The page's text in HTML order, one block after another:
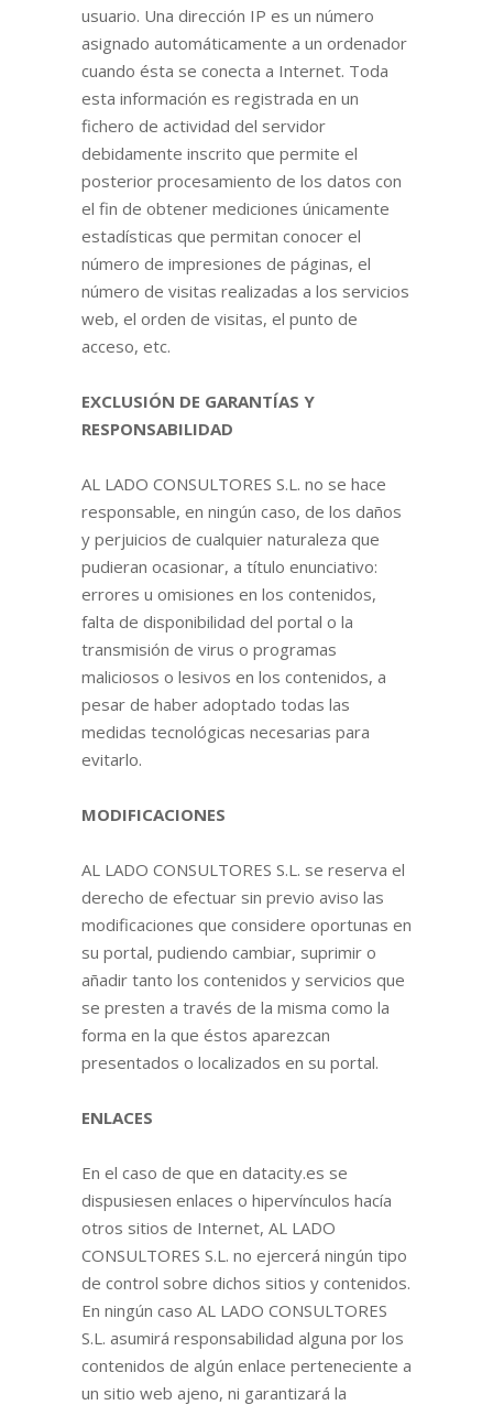
usuario. Una dirección IP es un número
asignado automáticamente a un ordenador
cuando ésta se conecta a Internet. Toda
esta información es registrada en un
fichero de actividad del servidor
debidamente inscrito que permite el
posterior procesamiento de los datos con
el fin de obtener mediciones únicamente
estadísticas que permitan conocer el
número de impresiones de páginas, el
número de visitas realizadas a los servicios
web, el orden de visitas, el punto de
acceso, etc.
EXCLUSIÓN DE GARANTÍAS Y
RESPONSABILIDAD
AL LADO CONSULTORES S.L. no se hace
responsable, en ningún caso, de los daños
y perjuicios de cualquier naturaleza que
pudieran ocasionar, a título enunciativo:
errores u omisiones en los contenidos,
falta de disponibilidad del portal o la
transmisión de virus o programas
maliciosos o lesivos en los contenidos, a
pesar de haber adoptado todas las
medidas tecnológicas necesarias para
evitarlo.
MODIFICACIONES
AL LADO CONSULTORES S.L. se reserva el
derecho de efectuar sin previo aviso las
modificaciones que considere oportunas en
su portal, pudiendo cambiar, suprimir o
añadir tanto los contenidos y servicios que
se presten a través de la misma como la
forma en la que éstos aparezcan
presentados o localizados en su portal.
ENLACES
En el caso de que en datacity.es se
dispusiesen enlaces o hipervínculos hacía
otros sitios de Internet, AL LADO
CONSULTORES S.L. no ejercerá ningún tipo
de control sobre dichos sitios y contenidos.
En ningún caso AL LADO CONSULTORES
S.L. asumirá responsabilidad alguna por los
contenidos de algún enlace perteneciente a
un sitio web ajeno, ni garantizará la